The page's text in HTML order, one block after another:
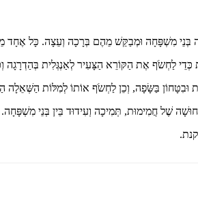
בְּנֵי מִשְׁפָּחָה וּמְבַקֵּשׁ מֵהֶם בְּרָכָה וְעֵצָה. כָּל
כְּדֵי לַחְשֹׂף אֶת הַקּוֹרֵא הַצָּעִיר לְאַנְגְּלִית בְּהַדְרָגָה
בַּשָּׂפָה, וְכֵן לַחְשֹׂף אוֹתוֹ לְמִלּוֹת הַשְּׁאֵלָה
שֶׁל חֲמִימוּת, תְּמִיכָה וְעִידוּד בֵּין בְּנֵי מִשְׁפָּחָה.